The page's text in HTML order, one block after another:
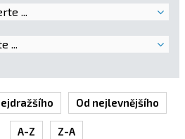
...
...
Od nejlevnějšího
A-Z Z-A